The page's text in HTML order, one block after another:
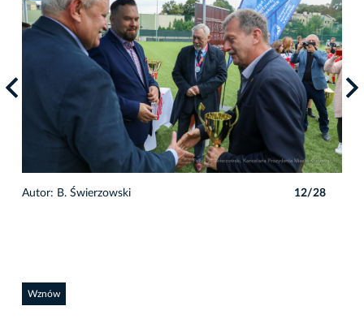
Autor: B. Świerzowski 12/28
Wznów